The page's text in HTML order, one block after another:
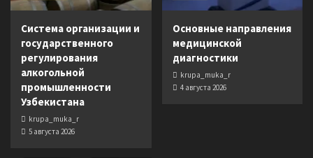
Система организации и
государственного
регулирования
алкогольной
промышленности
Узбекистана
krupa_muka_r
5 августа 2026
Основные направления
медицинской
диагностики
krupa_muka_r
4 августа 2026